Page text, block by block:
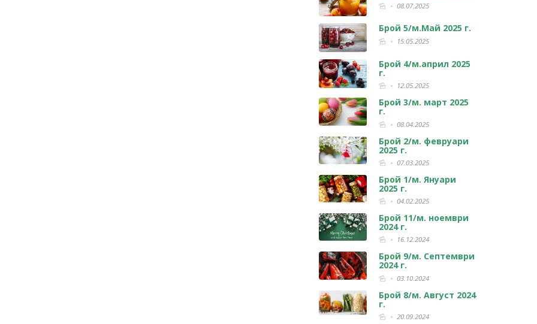
08.07.2025
Брой 5/м.Май 2025 г.
15.05.2025
Брой 4/м.април 2025
г.
12.05.2025
Брой 3/м. март 2025
г.
08.04.2025
Брой 2/м. февруари
2025 г.
07.03.2025
Брой 1/м. Януари
2025 г.
04.02.2025
Брой 11/м. ноември
2024 г.
16.12.2024
Брой 9/м. Септември
2024 г.
03.10.2024
Брой 8/м. Август 2024
г.
20.09.2024